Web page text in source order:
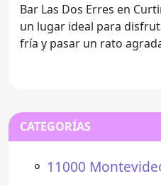
Bar Las Dos Erres en Curtina El Bar Las Dos
un lugar ideal para
fría y pasar un rato
CATEGORÍAS
⚬ 11000